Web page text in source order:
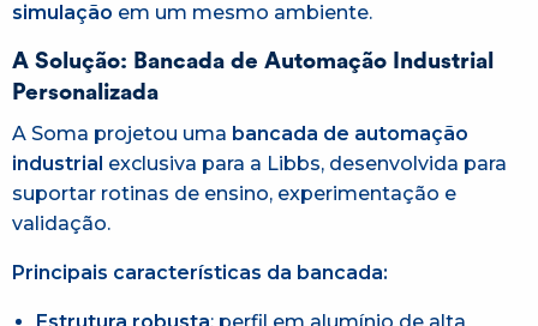
simulação em um mesmo ambiente.
A Solução: Bancada de Automação Industrial
Personalizada
A Soma projetou uma bancada de automação
industrial exclusiva para a Libbs, desenvolvida para
suportar rotinas de ensino, experimentação e
validação.
Principais características da bancada: